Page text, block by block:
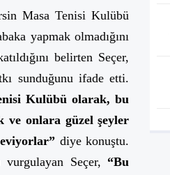
Masa Tenisi Kulübü
yapmak olmadığını
belirten Seçer,
sunduğunu ifade etti.
Kulübü olarak, bu
ve onlara güzel şeyler
diye konuştu.
Seçer, “Bu